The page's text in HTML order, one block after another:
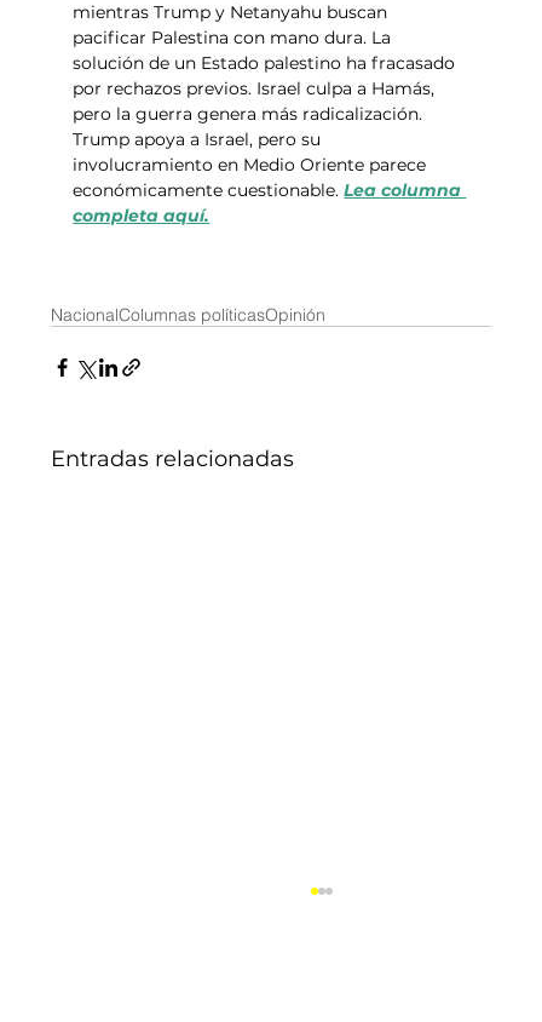
mientras Trump y Netanyahu buscan
pacificar Palestina con mano dura. La
solución de un Estado palestino ha fracasado
por rechazos previos. Israel culpa a Hamás,
pero la guerra genera más radicalización.
Trump apoya a Israel, pero su
involucramiento en Medio Oriente parece
económicamente cuestionable. Lea columna
completa aquí.
NacionalColumnas políticasOpinión
Entradas relacionadas